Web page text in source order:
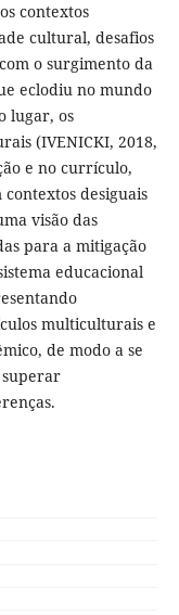
contextos
cultural, desafios
o surgimento da
eclodiu no mundo
lugar, os
(IVENICKI, 2018,
e no currículo,
desiguais
visão das
para a mitigação
educacional
multiculturais e
de modo a se